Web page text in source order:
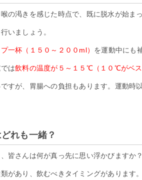
の渇きを感じた時点で、既に脱水が始まっ
いましょう。
一杯（１５０～２００ml） を運動中にも
は飲料の温度が５～１５℃（１０℃がベ
すが、胃腸への負担もあります。運動時
れも一緒？
皆さんは何が真っ先に思い浮かびますか？
があり、飲むべきタイミングがあります。